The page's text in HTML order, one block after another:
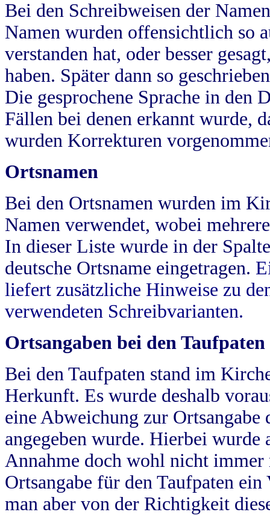
Bei den Schreibweisen der
Namen wurden offensichtlich so
verstanden hat, oder besser
haben. Später dann so
Die gesprochene Sprache in
Fällen bei denen erkannt wurde,
wurden Korrekturen
Ortsnamen
Bei den Ortsnamen wurden im
Namen verwendet, wobei
In dieser Liste wurde in der
deutsche Ortsname eingetragen.
liefert zusätzliche Hinweise zu
verwendeten Schreibvarianten.
Ortsangaben bei den Taufpaten
Bei den Taufpaten stand im
Herkunft. Es wurde deshalb
eine Abweichung zur
angegeben wurde. Hierbei wurde
Annahme doch wohl nicht
Ortsangabe für den Taufpaten
man aber von der Richtigkeit